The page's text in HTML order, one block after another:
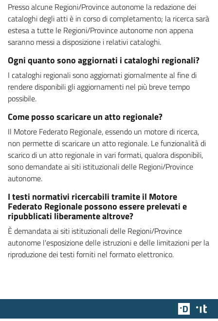
Presso alcune Regioni/Province autonome la redazione dei
cataloghi degli atti è in corso di completamento; la ricerca sarà
estesa a tutte le Regioni/Province autonome non appena
saranno messi a disposizione i relativi cataloghi.
Ogni quanto sono aggiornati i cataloghi regionali?
I cataloghi regionali sono aggiornati giornalmente al fine di
rendere disponibili gli aggiornamenti nel più breve tempo
possibile.
Come posso scaricare un atto regionale?
Il Motore Federato Regionale, essendo un motore di ricerca,
non permette di scaricare un atto regionale. Le funzionalità di
scarico di un atto regionale in vari formati, qualora disponibili,
sono demandate ai siti istituzionali delle Regioni/Province
autonome.
I testi normativi ricercabili tramite il Motore
Federato Regionale possono essere prelevati e
ripubblicati liberamente altrove?
È demandata ai siti istituzionali delle Regioni/Province
autonome l'esposizione delle istruzioni e delle limitazioni per la
riproduzione dei testi forniti nel formato elettronico.
Team